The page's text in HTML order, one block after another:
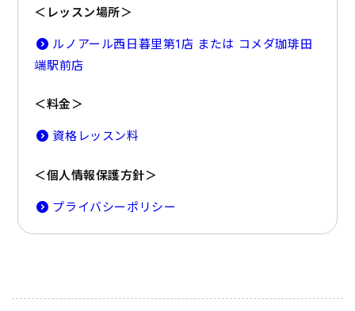
＜レッスン場所＞
ルノアール西日暮里第1店 または コメダ珈琲田
端駅前店
＜料金＞
資格レッスン料
＜個人情報保護方針＞
プライバシーポリシー